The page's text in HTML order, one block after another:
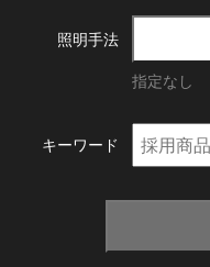
照明手法
指定なし
キーワード